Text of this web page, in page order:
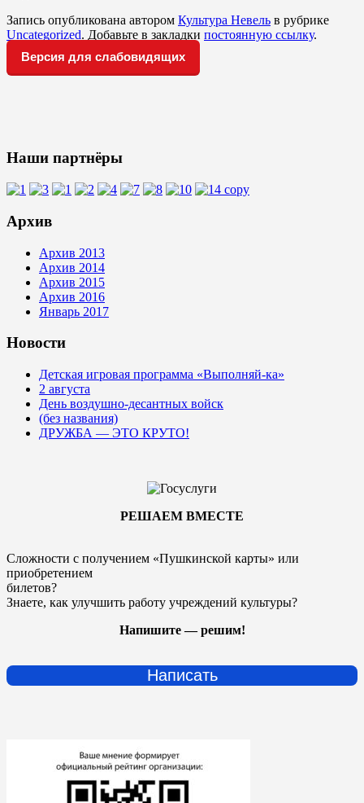
Запись опубликована автором Культура Невель в рубрике
Uncategorized. Добавьте в закладки постоянную ссылку.
Версия для слабовидящих
Наши партнёры
Архив
Архив 2013
Архив 2014
Архив 2015
Архив 2016
Январь 2017
Новости
Детская игровая программа «Выполняй-ка»
2 августа
День воздушно-десантных войск
(без названия)
ДРУЖБА — ЭТО КРУТО!
РЕШАЕМ ВМЕСТЕ
Сложности с получением «Пушкинской карты» или
приобретением
билетов?
Знаете, как улучшить работу учреждений культуры?
Напишите — решим!
Написать